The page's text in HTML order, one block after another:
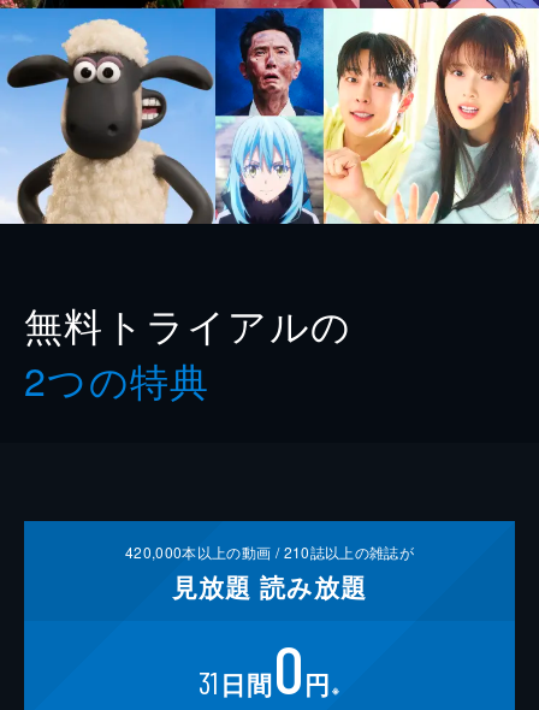
無料トライアルの
2つの特典
420,000本以上の動画 /210誌以上の雑誌が
見放題 読み放題
31 日間0円 ※